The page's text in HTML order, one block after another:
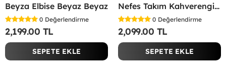
Beyza Elbise Beyaz Beyaz
0 Değerlendirme
2,199.00 TL
SEPETE EKLE
Nefes Takım Kahverengi Kahverengi
0 Değerlendirme
2,099.00 TL
SEPETE EKLE